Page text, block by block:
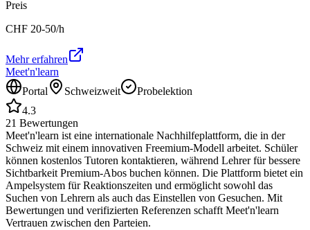
Preis
CHF 20-50/h
Mehr erfahren
Meet'n'learn
Portal
Schweizweit
Probelektion
4.3
21 Bewertungen
Meet'n'learn ist eine internationale Nachhilfeplattform, die in der
Schweiz mit einem innovativen Freemium-Modell arbeitet. Schüler
können kostenlos Tutoren kontaktieren, während Lehrer für bessere
Sichtbarkeit Premium-Abos buchen können. Die Plattform bietet ein
Ampelsystem für Reaktionszeiten und ermöglicht sowohl das
Suchen von Lehrern als auch das Einstellen von Gesuchen. Mit
Bewertungen und verifizierten Referenzen schafft Meet'n'learn
Vertrauen zwischen den Parteien.